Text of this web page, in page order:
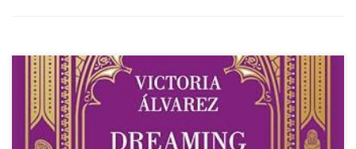
El esplendor entre las sombras de Victoria Álvarez es la cuarta
entrega de la saga Dreaming Spires, publicada por Lumen.